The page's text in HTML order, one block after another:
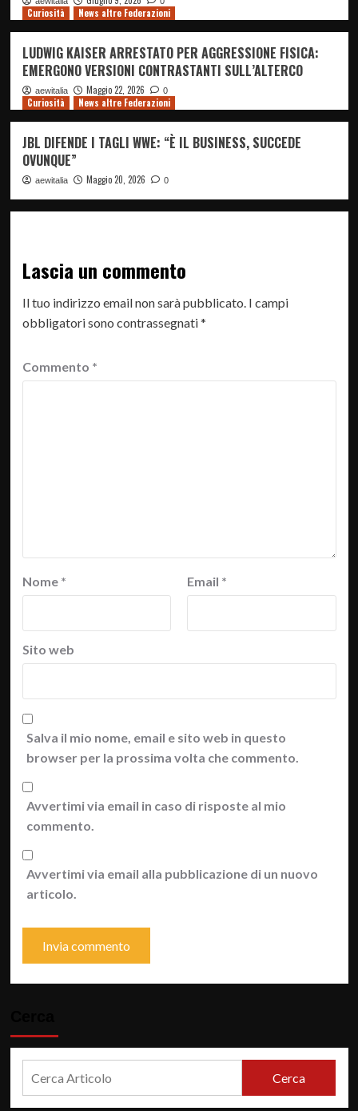
Curiosità News altre Federazioni
LUDWIG KAISER ARRESTATO PER AGGRESSIONE FISICA:
EMERGONO VERSIONI CONTRASTANTI SULL’ALTERCO
aewitalia Maggio 22, 2026 0
Curiosità News altre Federazioni
JBL DIFENDE I TAGLI WWE: “È IL BUSINESS, SUCCEDE
OVUNQUE”
aewitalia Maggio 20, 2026 0
Lascia un commento
Il tuo indirizzo email non sarà pubblicato. I campi
obbligatori sono contrassegnati*
Commento *
Nome * Email *
Sito web
Salva il mio nome, email e sito web in questo
browser per la prossima volta che commento.
Avvertimi via email in caso di risposte al mio
commento.
Avvertimi via email alla pubblicazione di un nuovo
articolo.
Cerca